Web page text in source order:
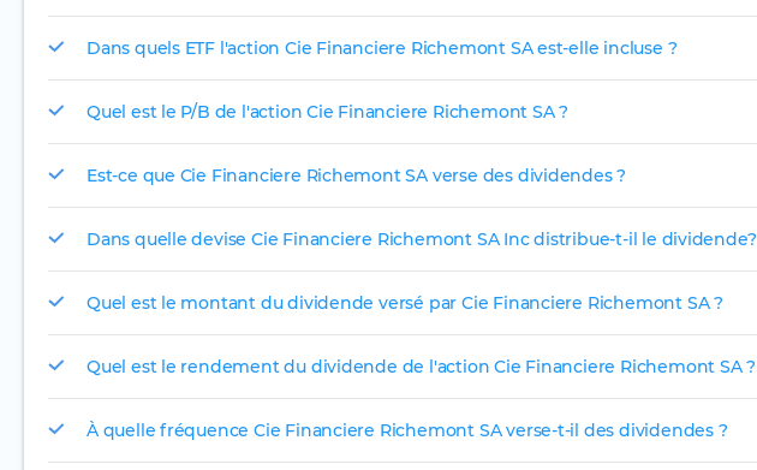
Dans quels ETF l'action Cie Financiere Richemont SA est-elle incluse ?
Quel est le P/B de l'action Cie Financiere Richemont SA ?
Est-ce que Cie Financiere Richemont SA verse des dividendes ?
Dans quelle devise Cie Financiere Richemont SA Inc distribue-t-il le dividende?
Quel est le montant du dividende versé par Cie Financiere Richemont SA ?
Quel est le rendement du dividende de l'action Cie Financiere Richemont SA ?
À quelle fréquence Cie Financiere Richemont SA verse-t-il des dividendes ?